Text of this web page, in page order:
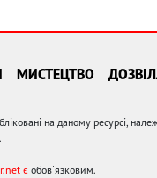
МИСТЕЦТВО
на даному ресурсі,
є обов'язковим.